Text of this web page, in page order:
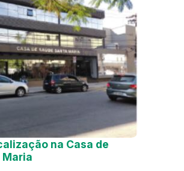
na Casa de
Maria